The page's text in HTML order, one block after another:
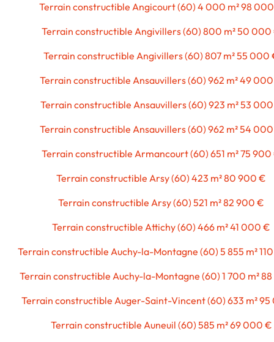
Terrain constructible Angicourt (60) 4 000 m² 98
Terrain constructible Angivillers (60) 800 m² 50
Terrain constructible Angivillers (60) 807 m² 55 000
Terrain constructible Ansauvillers (60) 962 m² 49
Terrain constructible Ansauvillers (60) 923 m² 53
Terrain constructible Ansauvillers (60) 962 m² 54
Terrain constructible Armancourt (60) 651 m² 75
Terrain constructible Arsy (60) 423 m² 80 900 €
Terrain constructible Arsy (60) 521 m² 82 900 €
Terrain constructible Attichy (60) 466 m² 41 000 €
Terrain constructible Auchy-la-Montagne (60) 5 855 m²
Terrain constructible Auchy-la-Montagne (60) 1 700 m²
Terrain constructible Auger-Saint-Vincent (60) 633 m²
Terrain constructible Auneuil (60) 585 m² 69 000 €